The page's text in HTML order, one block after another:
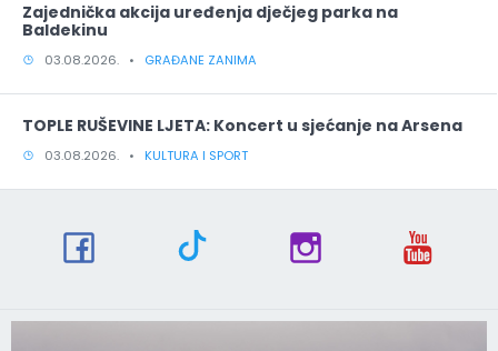
Zajednička akcija uređenja dječjeg parka na
Baldekinu
03.08.2026. • GRAĐANE ZANIMA
TOPLE RUŠEVINE LJETA: Koncert u sjećanje na Arsena
03.08.2026. • KULTURA I SPORT